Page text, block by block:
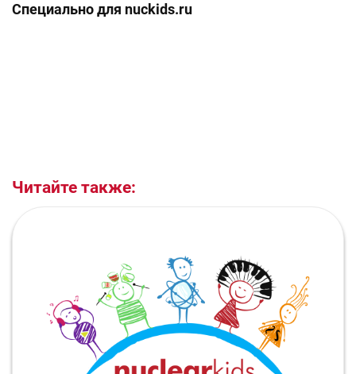
Специально для nuckids.ru
Читайте также: